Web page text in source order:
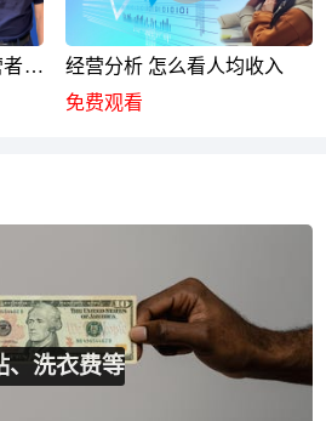
必
经营分析 怎么看人均收入
免费观看
、洗衣费等